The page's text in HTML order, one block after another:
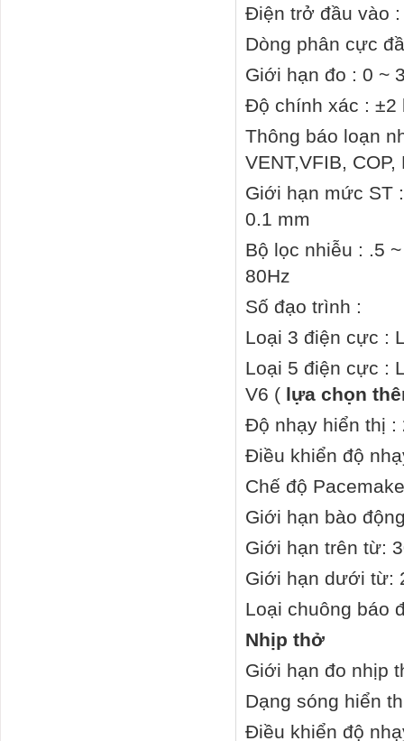
Điện trở đầu vào
Dòng phân cực
Giới hạn đo : 0 ~
Độ chính xác : ±2
Thông báo loạn
VENT,VFIB,
Giới hạn mức ST
0.1 mm
Bộ lọc nhiễu : .5
80Hz
Số đạo trình :
Loại 3 điện cực :
Loại 5 điện cực :
V6 ( lựa chọn
Độ nhạy hiển thị :
Điều khiển độ
Chế độ
Giới hạn bào
Giới hạn trên từ:
Giới hạn dưới từ:
Loại chuông báo
Nhịp thở
Giới hạn đo nhịp
Dạng sóng hiển
Điều khiển độ